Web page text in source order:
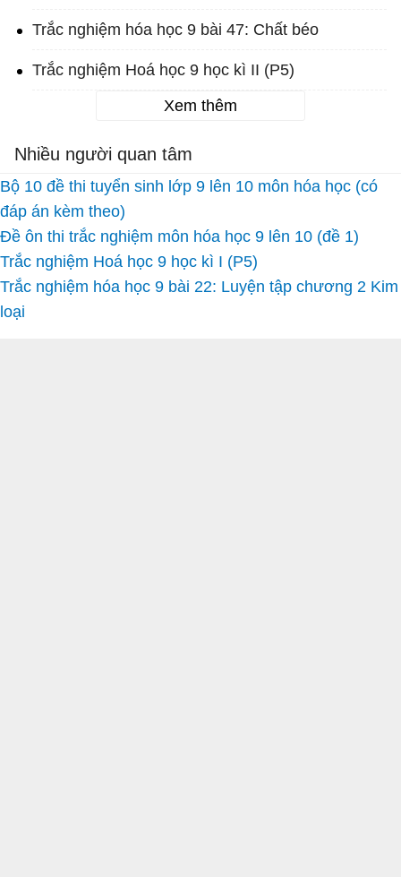
Trắc nghiệm hóa học 9 bài 47: Chất béo
Trắc nghiệm Hoá học 9 học kì II (P5)
Xem thêm
Nhiều người quan tâm
Bộ 10 đề thi tuyển sinh lớp 9 lên 10 môn hóa học (có
đáp án kèm theo)
Đề ôn thi trắc nghiệm môn hóa học 9 lên 10 (đề 1)
Trắc nghiệm Hoá học 9 học kì I (P5)
Trắc nghiệm hóa học 9 bài 22: Luyện tập chương 2 Kim
loại